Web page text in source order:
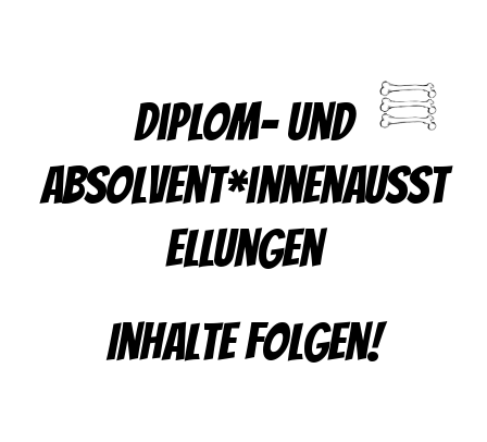
Diplom- und
Absolvent*innenausst
ellungen
Inhalte folgen!